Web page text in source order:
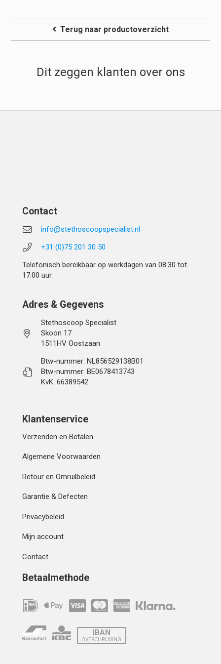
Terug naar productoverzicht
Dit zeggen klanten over ons
Contact
info@stethoscoopspecialist.nl
+31 (0)75 201 30 50
Telefonisch bereikbaar op werkdagen van 08:30 tot
17:00 uur.
Adres & Gegevens
Stethoscoop Specialist
Skoon 17
1511HV Oostzaan
Btw-nummer: NL856529138B01
Btw-nummer: BE0678413743
KvK: 66389542
Klantenservice
Verzenden en Betalen
Algemene Voorwaarden
Retour en Omruilbeleid
Garantie & Defecten
Privacybeleid
Mijn account
Contact
Betaalmethode
IBAN
OVERCHRIJVING